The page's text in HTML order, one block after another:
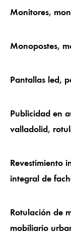
Monitores,
Monopostes,
Pantallas led,
Publicidad en
valladolid,
Revestimiento
integral de
Rotulación de
mobiliario